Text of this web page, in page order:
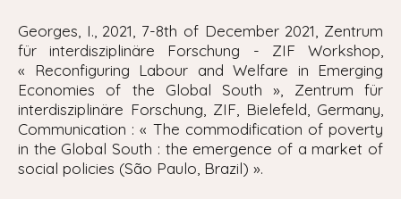
Georges, I., 2021, 7-8th of December 2021, Zentrum
für interdisziplinäre Forschung - ZIF Workshop,
«
Reconfiguring Labour and Welfare in Emerging
Economies of the Global South », Zentrum für
interdisziplinäre Forschung, ZIF, Bielefeld, Germany,
Communication : « The commodification of poverty
in the Global South : the emergence of a market of
social policies (São Paulo, Brazil) ».